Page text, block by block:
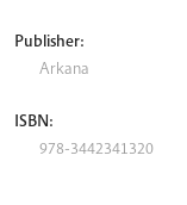
Publisher:
Arkana
ISBN:
978-3442341320